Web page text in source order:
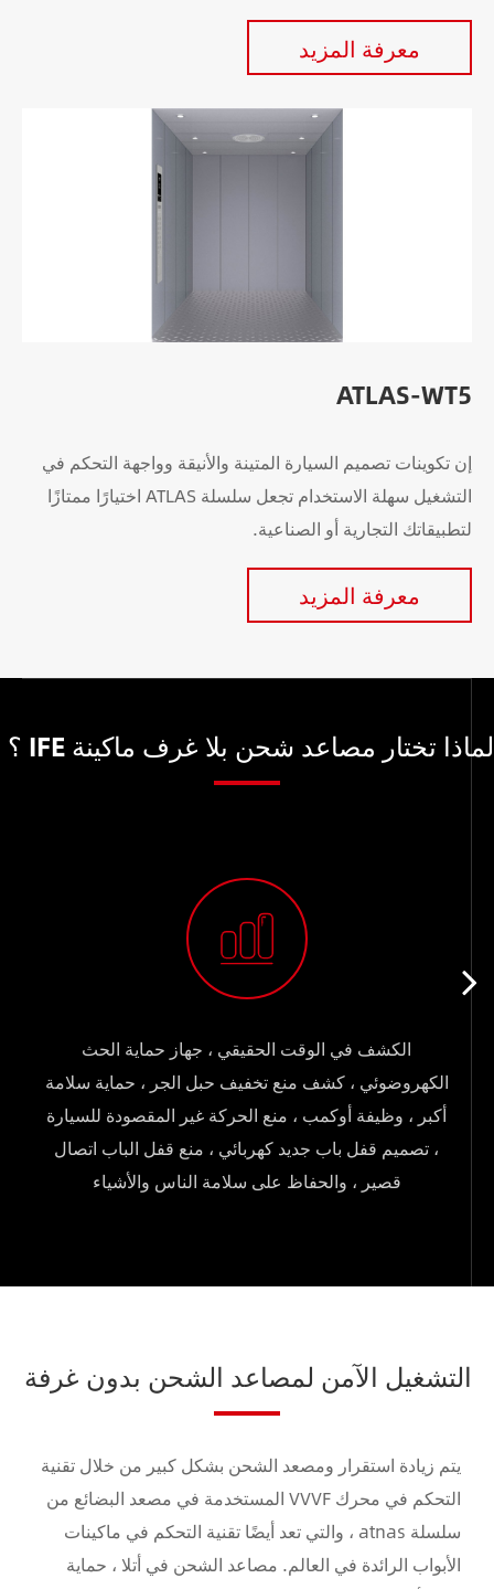
معرفة المزيد
ATLAS-WT5
إن تكوينات تصميم السيارة المتينة والأنيقة وواجهة التحكم في
التشغيل سهلة الاستخدام تجعل سلسلة ATLAS اختيارًا ممتازًا
لتطبيقاتك التجارية أو الصناعية.
معرفة المزيد
لماذا تختار مصاعد شحن بلا غرف ماكينة IFE ؟
الكشف في الوقت الحقيقي ، جهاز حماية الحث
الكهروضوئي ، كشف منع تخفيف حبل الجر ، حماية سلامة
أكبر ، وظيفة أوكمب ، منع الحركة غير المقصودة للسيارة
، تصميم قفل باب جديد كهربائي ، منع قفل الباب اتصال
قصير ، والحفاظ على سلامة الناس والأشياء
التشغيل الآمن لمصاعد الشحن بدون غرفة
يتم زيادة استقرار ومصعد الشحن بشكل كبير من خلال تقنية
التحكم في محرك VVVF المستخدمة في مصعد البضائع من
سلسلة atnas ، والتي تعد أيضًا تقنية التحكم في ماكينات
الأبواب الرائدة في العالم. مصاعد الشحن في أتلا ، حماية